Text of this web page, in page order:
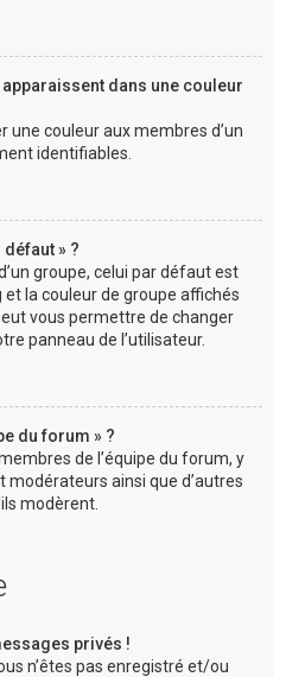
dans une couleur
une couleur aux membres d’un
identifiables.
défaut » ?
groupe, celui par défaut est
la couleur de groupe affichés
vous permettre de changer
panneau de l’utilisateur.
du forum » ?
de l’équipe du forum, y
ainsi que d’autres
modèrent.
privés !
n’êtes pas enregistré et/ou